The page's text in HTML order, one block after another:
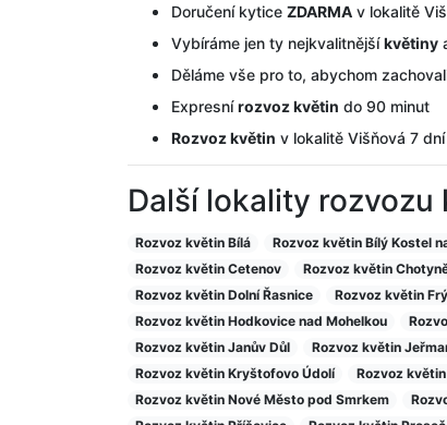
Doručení kytice ZDARMA v lokalitě
Vybíráme jen ty nejkvalitnějšíkvětiny
Děláme vše pro to, abychom
Expresnírozvoz květin do 90 minut
Rozvoz květin v lokalitě Višňová 7
Další lokality
Rozvoz květin Bílá Rozvoz květin Bílý Kostel
Rozvoz květin Cetenov
Rozvoz květin
Rozvoz květin Dolní Řasnice
Rozvoz květin
Rozvoz květin Hodkovice nad Mohelkou
Rozvoz květin Janův Důl
Rozvoz květin
Rozvoz květin Kryštofovo Údolí
Rozvoz
Rozvoz květin Nové Město pod Smrkem